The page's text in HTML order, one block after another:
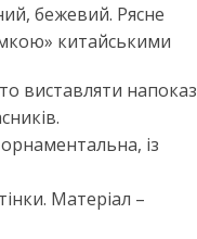
бежевий. Рясне
китайськими
виставляти напоказ
із
Матеріал –